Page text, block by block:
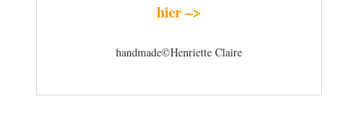
hier –>
handmade©Henriette Claire